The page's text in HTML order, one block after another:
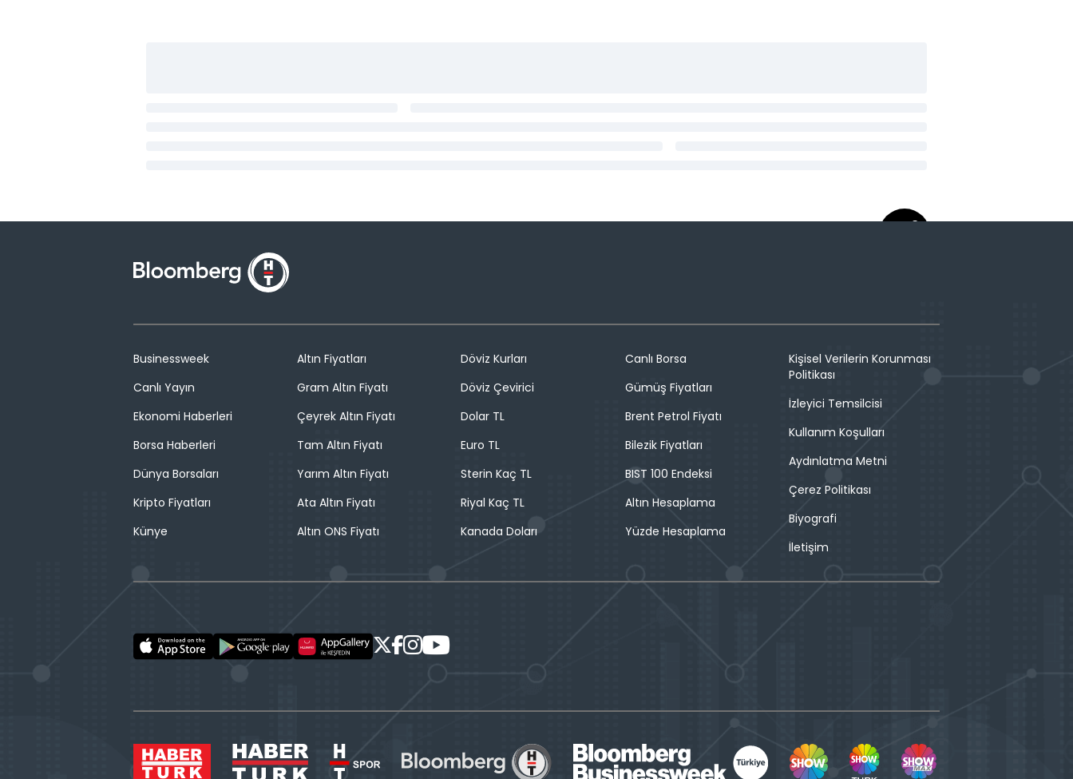
Businessweek
Canlı Yayın
Ekonomi Haberleri
Borsa Haberleri
Dünya Borsaları
Kripto Fiyatları
Künye
Altın Fiyatları
Gram Altın Fiyatı
Çeyrek Altın Fiyatı
Tam Altın Fiyatı
Yarım Altın Fiyatı
Ata Altın Fiyatı
Altın ONS Fiyatı
Döviz Kurları
Döviz Çevirici
Dolar TL
Euro TL
Sterin Kaç TL
Riyal Kaç TL
Kanada Doları
Canlı Borsa
Gümüş Fiyatları
Brent Petrol Fiyatı
Bilezik Fiyatları
BIST 100 Endeksi
Altın Hesaplama
Yüzde Hesaplama
Kişisel Verilerin Korunması
Politikası
İzleyici Temsilcisi
Kullanım Koşulları
Aydınlatma Metni
Çerez Politikası
Biyografi
İletişim